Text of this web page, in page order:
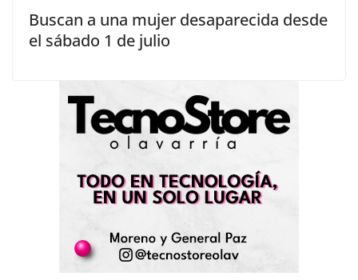
Buscan a una mujer desaparecida desde
el sábado 1 de julio